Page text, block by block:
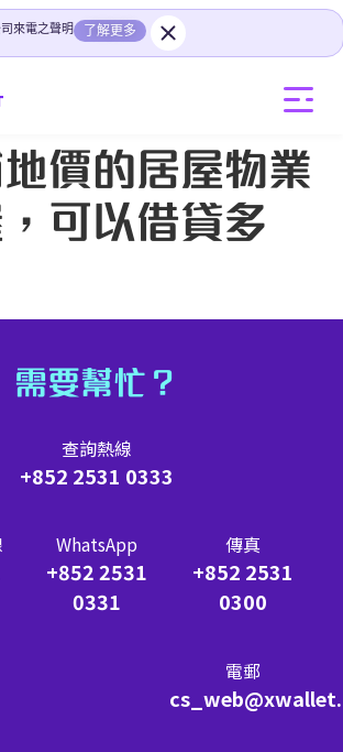
來電之聲明 了解更多
價的居屋物業
可以借貸多
需要幫忙？
查詢熱線
+852 2531 0333
WhatsApp
+852 2531
0331
傳真
+852 2531
0300
電郵